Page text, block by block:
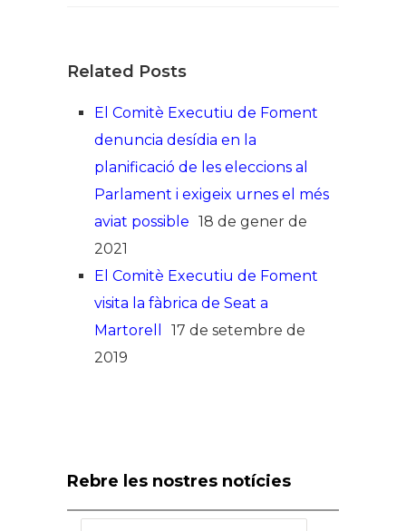
Related Posts
El Comitè Executiu de Foment
denuncia desídia en la
planificació de les eleccions al
Parlament i exigeix urnes el més
aviat possible 18 de gener de
2021
El Comitè Executiu de Foment
visita la fàbrica de Seat a
Martorell
17 de setembre de
2019
Rebre les nostres notícies